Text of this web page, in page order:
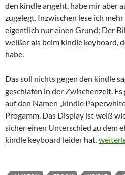
den kindle angeht, habe mir aber
zugelegt. Inzwischen lese ich
eigentlich nur einen Grund: Der
weißer als beim kindle keyboard,
habe.
Das soll nichts gegen den kindle
geschlafen in der Zwischenzeit.
auf den Namen „kindle
Progamm. Das Display ist weiß
sicher einen Unterschied zu dem
kindle keyboard leider hat.